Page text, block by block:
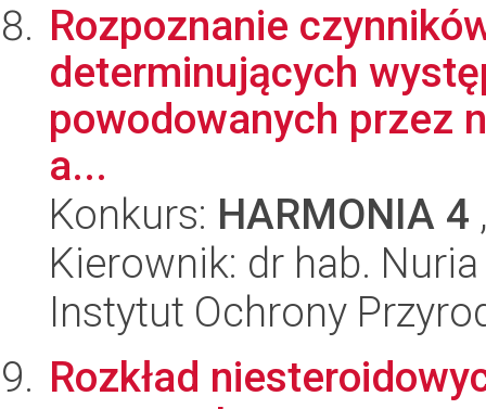
Rozpoznanie
determinujących
powodowanych przez
a...
Konkurs: HARMONIA 4
Kierownik: dr hab.
Instytut Ochrony
Rozkład